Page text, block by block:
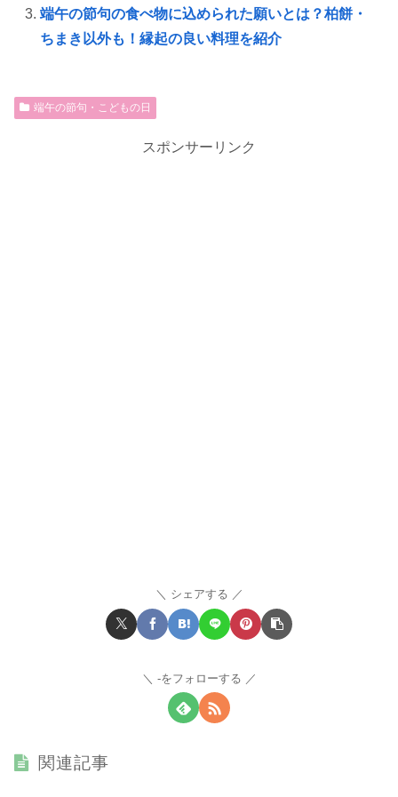
端午の節句の食べ物に込められた願いとは？柏餅・
ちまき以外も！縁起の良い料理を紹介
端午の節句・こどもの日
スポンサーリンク
シェアする
-をフォローする
関連記事